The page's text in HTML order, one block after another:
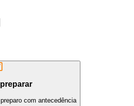
com antecedência